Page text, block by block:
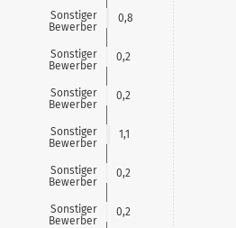
Sonstiger
Bewerber
Sonstiger
Bewerber
Sonstiger
Bewerber
Sonstiger
Bewerber
Sonstiger
Bewerber
Sonstiger
Bewerber
0,8
0,2
0,2
1,1
0,2
0,2